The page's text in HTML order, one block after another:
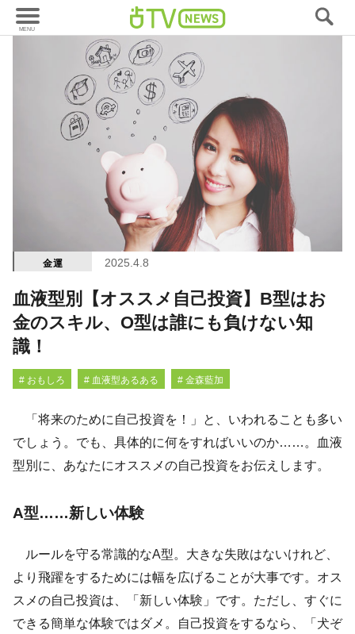
金運 2025.4.8
血液型別【オススメ自己投資】B型はお
金のスキル、O型は誰にも負けない知
識！
# おもしろ # 血液型あるある # 金森藍加
「将来のために自己投資を！」と、いわれることも多い
でしょう。でも、具体的に何をすればいいのか……。血液
型別に、あなたにオススメの自己投資をお伝えします。
A型……新しい体験
ルールを守る常識的なA型。大きな失敗はないけれど、
より飛躍をするためには幅を広げることが大事です。オス
スメの自己投資は、「新しい体験」です。ただし、すぐに
できる簡単な体験ではダメ。自己投資をするなら、「犬ぞ